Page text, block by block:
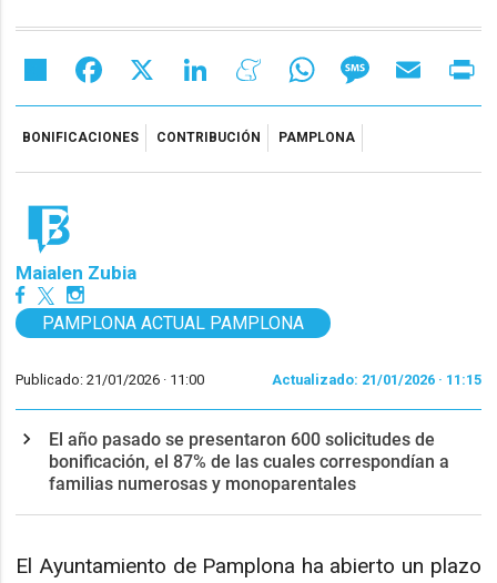
Share Facebook LinkedIn MeneameWhatsAppMessageEmail
BONIFICACIONES CONTRIBUCIÓN PAMPLONA
Maialen Zubia
PAMPLONA ACTUAL PAMPLONA
Publicado: 21/01/2026 · 11:00 Actualizado: 21/01/2026 · 11:15
El año pasado se presentaron 600 solicitudes de
bonificación, el 87% de las cuales correspondían a
familias numerosas y monoparentales
El Ayuntamiento de Pamplona ha abierto un plazo